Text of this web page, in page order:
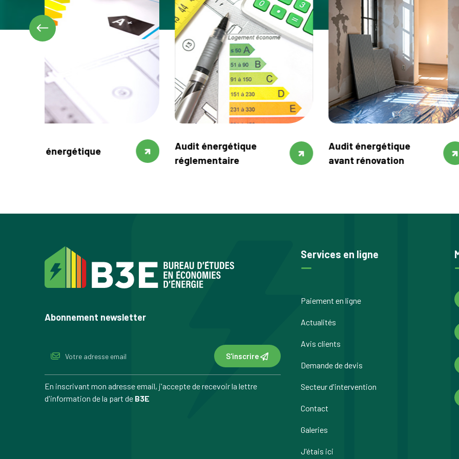
Audit énergétique
réglementaire
Audit énergétique
avant rénovation
Audit humidité
Abonnement newsletter
S'inscrire
En inscrivant mon adresse email, j'accepte de recevoir la lettre
d'information de la part de B3E
Services en ligne
Paiement en ligne
Actualités
Avis clients
Demande de devis
Secteur d'intervention
Contact
Galeries
J'étais ici